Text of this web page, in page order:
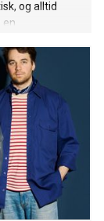
og alltid
en